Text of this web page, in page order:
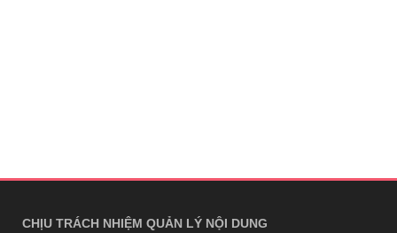
CHỊU TRÁCH NHIỆM QUẢN LÝ NỘI DUNG